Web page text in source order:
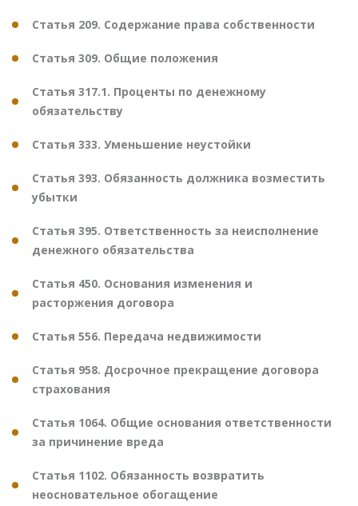
Статья 209. Содержание права собственности
Статья 309. Общие положения
Статья 317.1. Проценты по денежному
обязательству
Статья 333. Уменьшение неустойки
Статья 393. Обязанность должника возместить
убытки
Статья 395. Ответственность за неисполнение
денежного обязательства
Статья 450. Основания изменения и
расторжения договора
Статья 556. Передача недвижимости
Статья 958. Досрочное прекращение договора
страхования
Статья 1064. Общие основания ответственности
за причинение вреда
Статья 1102. Обязанность возвратить
неосновательное обогащение